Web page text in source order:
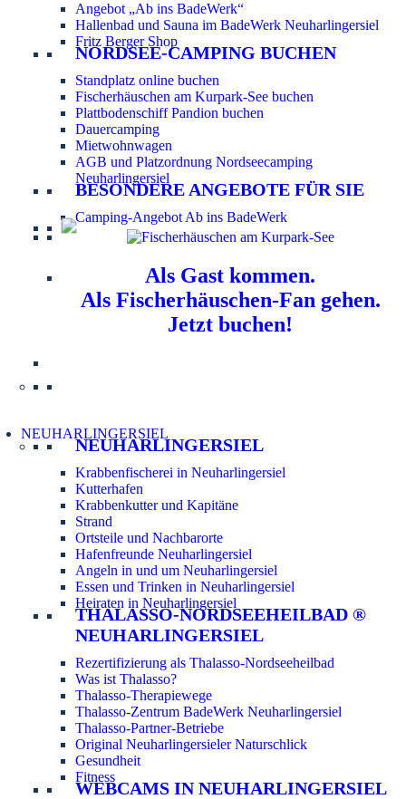
Angebot „Ab ins BadeWerk“
Hallenbad und Sauna im BadeWerk Neuharlingersiel
Fritz Berger Shop
NORDSEE-CAMPING BUCHEN
Standplatz online buchen
Fischerhäuschen am Kurpark-See buchen
Plattbodenschiff Pandion buchen
Dauercamping
Mietwohnwagen
AGB und Platzordnung Nordseecamping
Neuharlingersiel
BESONDERE ANGEBOTE FÜR SIE
Camping-Angebot Ab ins BadeWerk
Als Gast kommen.
Als Fischerhäuschen-Fan gehen.
Jetzt buchen!
NEUHARLINGERSIEL
NEUHARLINGERSIEL
Krabbenfischerei in Neuharlingersiel
Kutterhafen
Krabbenkutter und Kapitäne
Strand
Ortsteile und Nachbarorte
Hafenfreunde Neuharlingersiel
Angeln in und um Neuharlingersiel
Essen und Trinken in Neuharlingersiel
Heiraten in Neuharlingersiel
THALASSO-NORDSEEHEILBAD ®
NEUHARLINGERSIEL
Rezertifizierung als Thalasso-Nordseeheilbad
Was ist Thalasso?
Thalasso-Therapiewege
Thalasso-Zentrum BadeWerk Neuharlingersiel
Thalasso-Partner-Betriebe
Original Neuharlingersieler Naturschlick
Gesundheit
Fitness
WEBCAMS IN NEUHARLINGERSIEL